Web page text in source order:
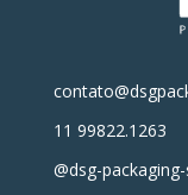
11 99822.1263
@dsg-